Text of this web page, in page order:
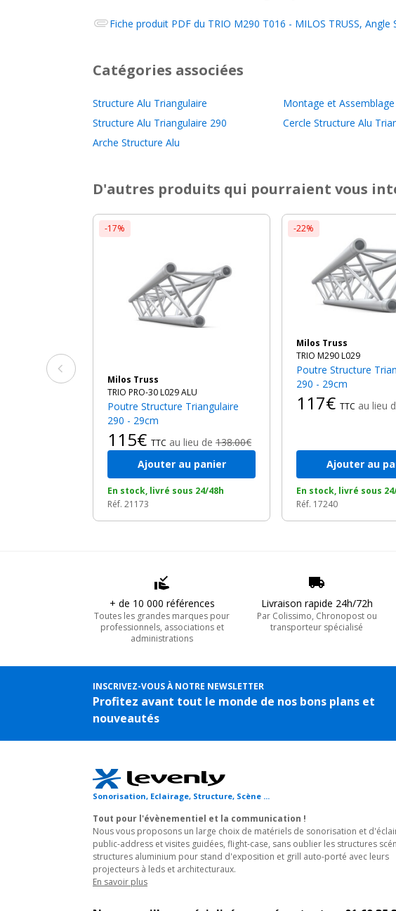
Fiche produit PDF du TRIO M290 T016 - MILOS TRUSS,
Catégories associées
Structure Alu Triangulaire Montage et Assemblage
Structure Alu Triangulaire 290
Cercle Structure Alu
Arche Structure Alu
D'autres produits qui pourraient vous
-17%
Milos Truss
TRIO PRO-30 L029 ALU
Poutre Structure Triangulaire
290 - 29cm
115€ TTC au lieu de 138.00€
Ajouter au panier
En stock, livré sous 24/48h
Réf. 21173
-22%
Milos Truss
TRIO M290 L029
Poutre Structure Triangulaire
290 - 29cm
117€ TTC au lieu
Ajouter au
En stock, livré sous
Réf. 17240
+ de 10 000 références
Toutes les grandes marques pour
professionnels, associations et
administrations
Livraison rapide 24h/72h
Par Colissimo, Chronopost ou
transporteur spécialisé
INSCRIVEZ-VOUS À NOTRE NEWSLETTER
Profitez avant tout le monde de nos bons plans et
nouveautés
Sonorisation, Eclairage, Structure, Scène ...
Tout pour l'évènementiel et la communication !
Nous vous proposons un large choix de matériels de sonorisation et
public-address et visites guidées, flight-case, sans oublier les structures
structures aluminium pour stand d'exposition et grill auto-porté avec leurs
projecteurs à leds et architecturaux.
En savoir plus